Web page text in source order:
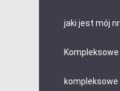
jaki jest mój nr